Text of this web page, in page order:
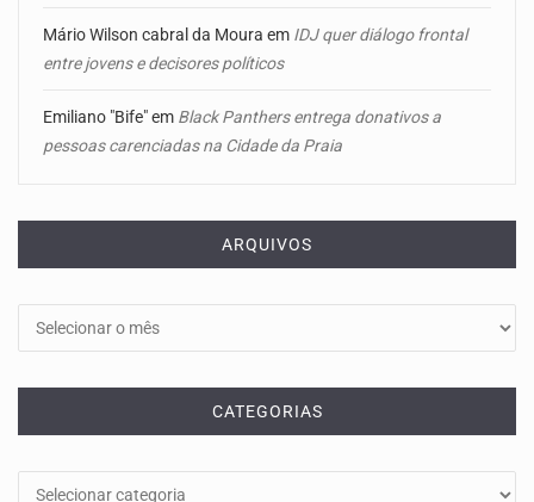
Mário Wilson cabral da Moura em IDJ quer diálogo frontal
entre jovens e decisores políticos
Emiliano "Bife"em Black Panthers entrega donativos a
pessoas carenciadas na Cidade da Praia
ARQUIVOS
CATEGORIAS